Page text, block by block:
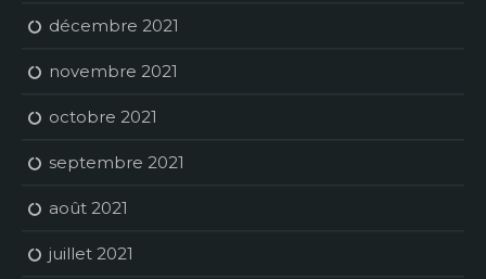
décembre 2021
novembre 2021
octobre 2021
septembre 2021
août 2021
juillet 2021